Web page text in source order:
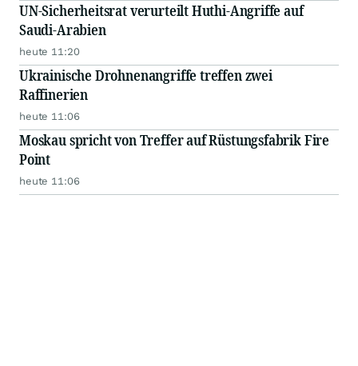
UN-Sicherheitsrat verurteilt Huthi-Angriffe auf
Saudi-Arabien
heute 11:20
Ukrainische Drohnenangriffe treffen zwei
Raffinerien
heute 11:06
Moskau spricht von Treffer auf Rüstungsfabrik Fire
Point
heute 11:06